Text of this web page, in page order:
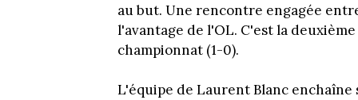
au but. Une rencontre engagée
l'avantage de l'OL. C'est la
championnat (1-0).
L'équipe de Laurent Blanc